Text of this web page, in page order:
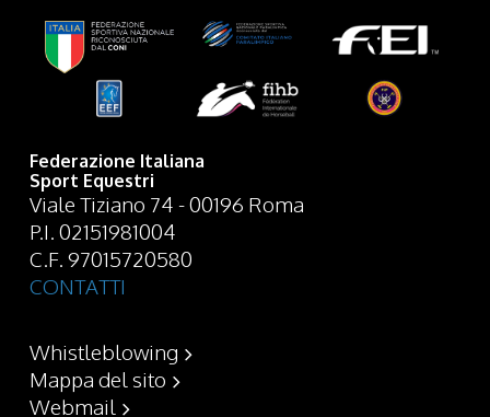
Federazione Italiana
Sport Equestri
Viale Tiziano 74 - 00196 Roma
P.I. 02151981004
C.F. 97015720580
CONTATTI
Whistleblowing
Mappa del sito
Webmail